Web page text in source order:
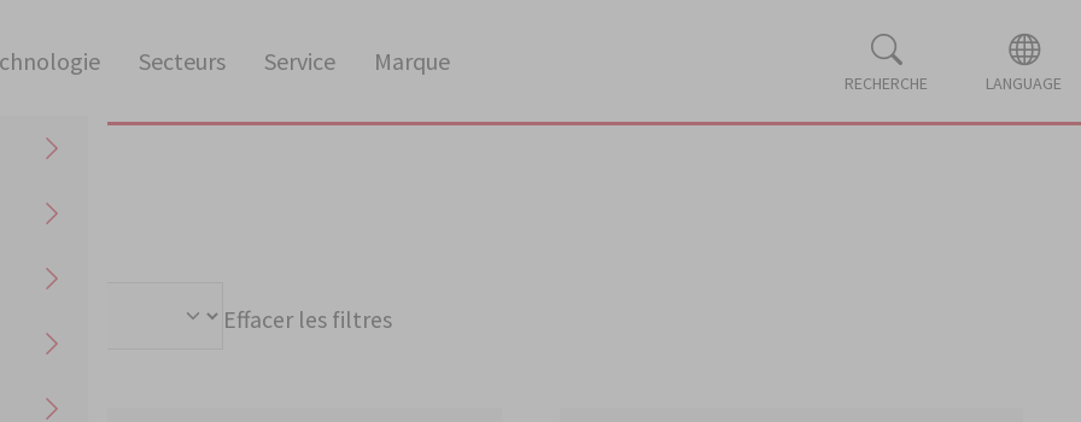
Secteurs Service Marque
RECHERCHE LANGUAGE
Effacer les filtres